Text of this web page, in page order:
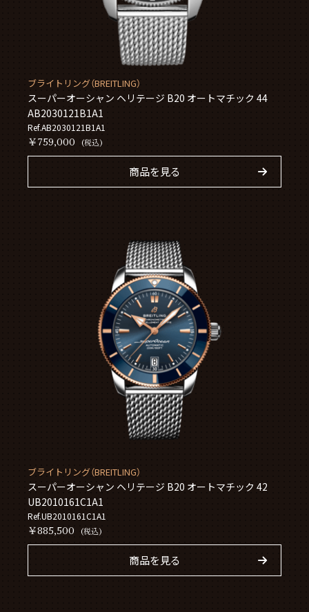
ブライトリング（BREITLING）
スーパーオーシャン ヘリテージ B20 オートマチック 44
AB2030121B1A1
Ref.AB2030121B1A1
￥759,000 (税込)
商品を見る
ブライトリング（BREITLING）
スーパーオーシャン ヘリテージ B20 オートマチック 42
UB2010161C1A1
Ref.UB2010161C1A1
￥885,500 (税込)
商品を見る